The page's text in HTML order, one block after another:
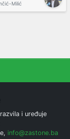
Milić
i uređuje
info@zastone.ba